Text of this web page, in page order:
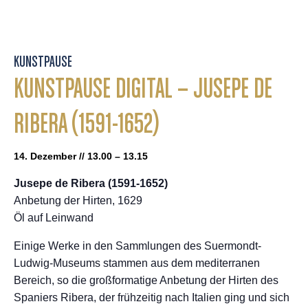
KUNSTPAUSE
KUNSTPAUSE DIGITAL – JUSEPE DE
RIBERA (1591-1652)
14. Dezember // 13.00 – 13.15
Jusepe de Ribera (1591-1652)
Anbetung der Hirten, 1629
Öl auf Leinwand
Einige Werke in den Sammlungen des Suermondt-
Ludwig-Museums stammen aus dem mediterranen
Bereich, so die großformatige Anbetung der Hirten des
Spaniers Ribera, der frühzeitig nach Italien ging und sich